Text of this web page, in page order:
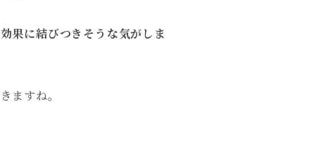
果に結びつきそうな気がしま
ますね。